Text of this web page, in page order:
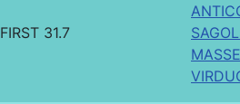
FIRST 31.7